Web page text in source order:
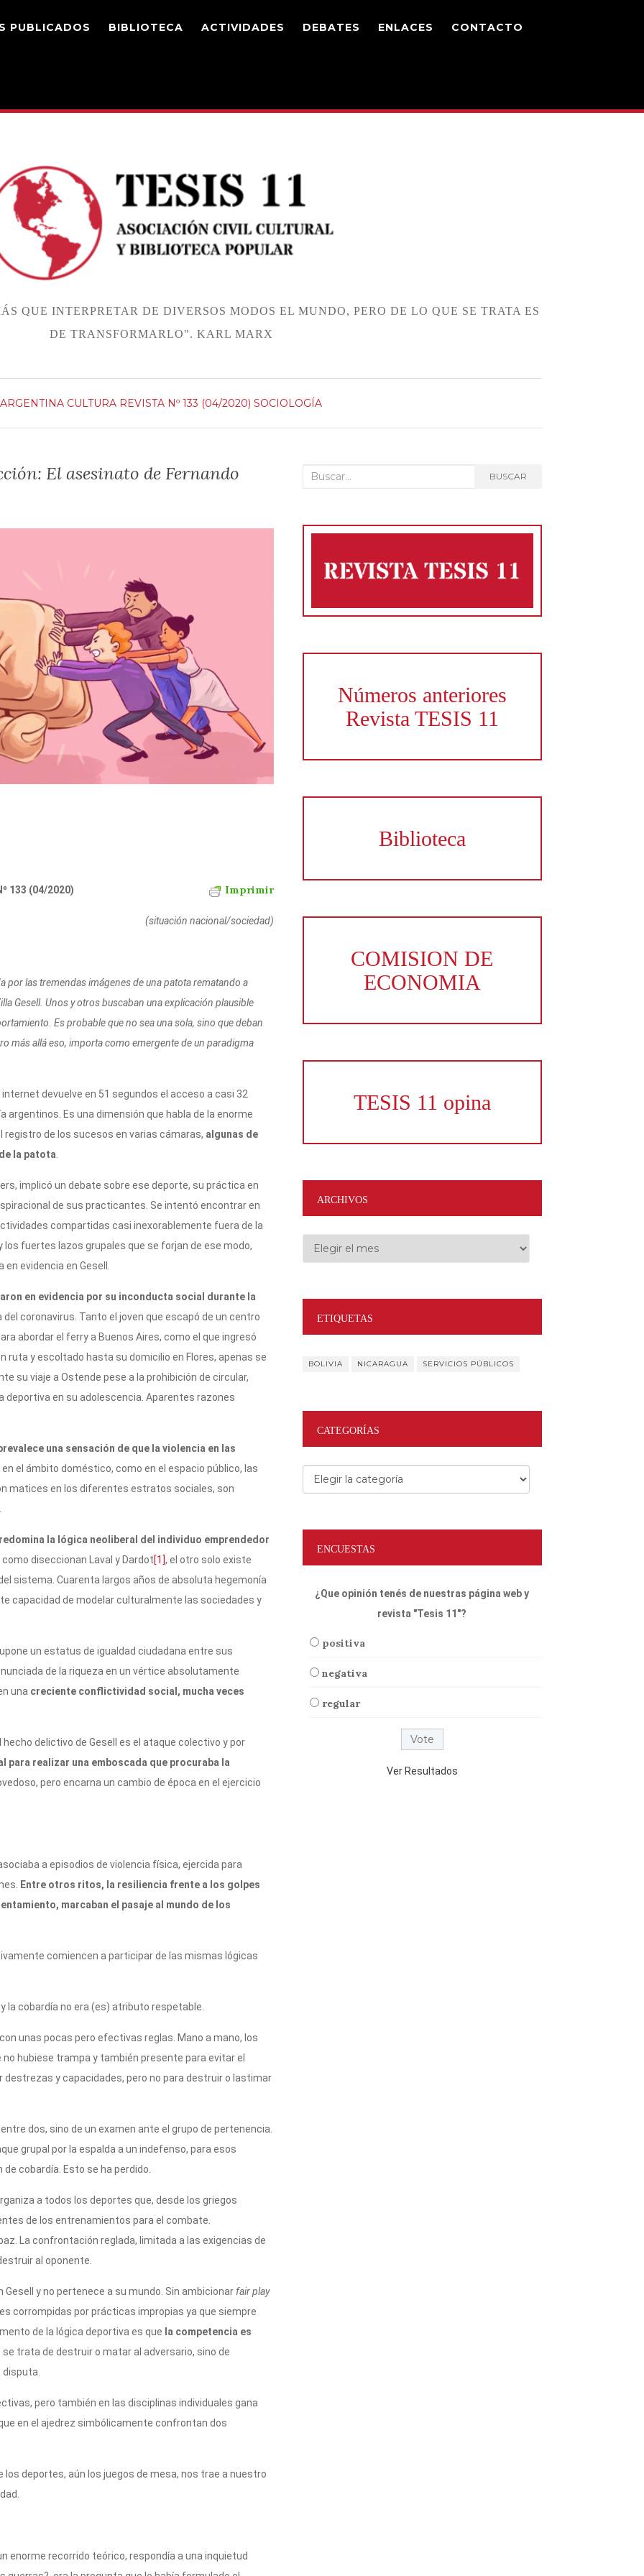
PUBLICADOS BIBLIOTECA ACTIVIDADES DEBATES ENLACES CONTACTO
QUE INTERPRETAR DE DIVERSOS MODOS EL MUNDO, PERO DE LO QUE SE TRATA ES
DE TRANSFORMARLO". KARL MARX
ARGENTINA CULTURA REVISTA Nº 133 (04/2020) SOCIOLOGÍA
El asesinato de Fernando
Imprimir
133 (04/2020)
(situación nacional/sociedad)
por las tremendas imágenes de una patota rematando a
Gesell. Unos y otros buscaban una explicación plausible
Es probable que no sea una sola, sino que deban
más allá eso, importa como emergente de un paradigma
devuelve en 51 segundos el acceso a casi 32
Es una dimensión que habla de la enorme
registro de los sucesos en varias cámaras, algunas de
la patota.
implicó un debate sobre ese deporte, su práctica en
de sus practicantes. Se intentó encontrar en
compartidas casi inexorablemente fuera de la
fuertes lazos grupales que se forjan de ese modo,
en evidencia en Gesell.
en evidencia por su inconducta social durante la
coronavirus. Tanto el joven que escapó de un centro
abordar el ferry a Buenos Aires, como el que ingresó
ruta y escoltado hasta su domicilio en Flores, apenas se
su viaje a Ostende pese a la prohibición de circular,
deportiva en su adolescencia. Aparentes razones
una sensación de que la violencia en las
en el ámbito doméstico, como en el espacio público, las
matices en los diferentes estratos sociales, son
la lógica neoliberal del individuo emprendedor
como diseccionan Laval y Dardot[1], el otro solo existe
sistema. Cuarenta largos años de absoluta hegemonía
capacidad de modelar culturalmente las sociedades y
un estatus de igualdad ciudadana entre sus
de la riqueza en un vértice absolutamente
una creciente conflictividad social, mucha veces
delictivo de Gesell es el ataque colectivo y por
para realizar una emboscada que procuraba la
pero encarna un cambio de época en el ejercicio
a episodios de violencia física, ejercida para
Entre otros ritos, la resiliencia frente a los golpes
marcaban el pasaje al mundo de los
comiencen a participar de las mismas lógicas
la cobardía no era (es) atributo respetable.
unas pocas pero efectivas reglas. Mano a mano, los
hubiese trampa y también presente para evitar el
y capacidades, pero no para destruir o lastimar
dos, sino de un examen ante el grupo de pertenencia.
grupal por la espalda a un indefenso, para esos
cobardía. Esto se ha perdido.
a todos los deportes que, desde los griegos
de los entrenamientos para el combate.
La confrontación reglada, limitada a las exigencias de
al oponente.
y no pertenece a su mundo. Sin ambicionar fair play
corrompidas por prácticas impropias ya que siempre
de la lógica deportiva es que la competencia es
se trata de destruir o matar al adversario, sino de
disputa.
pero también en las disciplinas individuales gana
en el ajedrez simbólicamente confrontan dos
deportes, aún los juegos de mesa, nos trae a nuestro
enorme recorrido teórico, respondía a una inquietud
Buscar: BUSCAR
Números anteriores
Revista TESIS 11
Biblioteca
COMISION DE
ECONOMIA
TESIS 11 opina
ARCHIVOS
Archivos
ETIQUETAS
BOLIVIA NICARAGUA SERVICIOS PÚBLICOS
CATEGORÍAS
Categorías
ENCUESTAS
¿Que opinión tenés de nuestras página web y
revista "Tesis 11"?
positiva
negativa
regular
Ver Resultados